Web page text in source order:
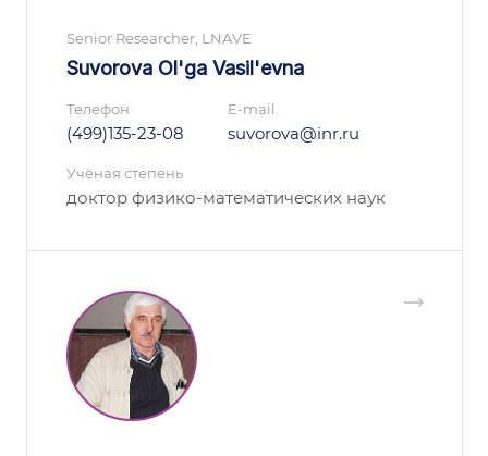
Senior Researcher, LNAVE
Suvorova Ol'ga Vasil'evna
Телефон
(499)135-23-08
E-mail
suvorova@inr.ru
Учёная степень
доктор физико-математических наук